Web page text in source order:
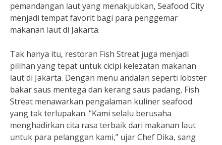
pemandangan laut yang menakjubkan, Seafood City
menjadi tempat favorit bagi para penggemar
makanan laut di Jakarta.
Tak hanya itu, restoran Fish Streat juga menjadi
pilihan yang tepat untuk cicipi kelezatan makanan
laut di Jakarta. Dengan menu andalan seperti lobster
bakar saus mentega dan kerang saus padang, Fish
Streat menawarkan pengalaman kuliner seafood
yang tak terlupakan. “Kami selalu berusaha
menghadirkan cita rasa terbaik dari makanan laut
untuk para pelanggan kami,” ujar Chef Dika, sang